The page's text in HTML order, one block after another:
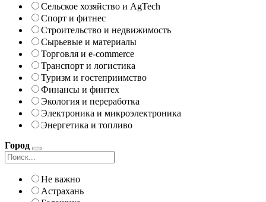
Сельское хозяйство и AgTech
Спорт и фитнес
Строительство и недвижимость
Сырьевые и материалы
Торговля и e-commerce
Транспорт и логистика
Туризм и гостеприимство
Финансы и финтех
Экология и переработка
Электроника и микроэлектроника
Энергетика и топливо
Город
Не важно
Астрахань